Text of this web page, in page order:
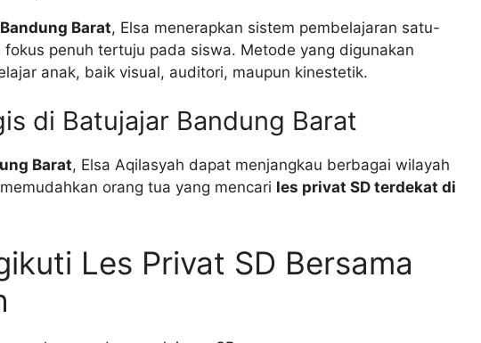
Barat, Elsa menerapkan sistem pembelajaran satu-
penuh tertuju pada siswa. Metode yang digunakan
anak, baik visual, auditori, maupun kinestetik.
di Batujajar Bandung Barat
Barat, Elsa Aqilasyah dapat menjangkau berbagai wilayah
orang tua yang mencari les privat SD terdekat di
Les Privat SD Bersama